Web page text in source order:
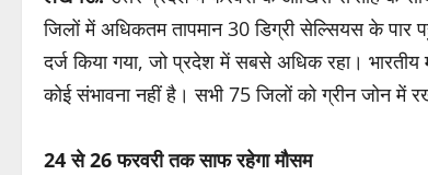
जिलों में अधिकतम तापमान 30 डिग्री सेल्सियस के पार
दर्ज किया गया, जो प्रदेश में सबसे अधिक रहा।
कोई संभावना नहीं है। सभी 75 जिलों को ग्रीन जोन में
24 से 26 फरवरी तक साफ रहेगा मौसम